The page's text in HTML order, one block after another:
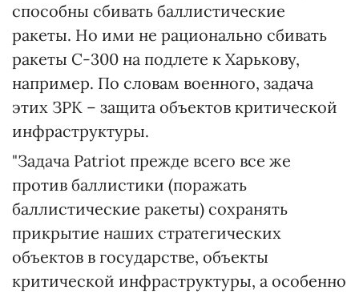
способны сбивать баллистические
ракеты. Но ими не рационально сбивать
ракеты С-300 на подлете к Харькову,
например. По словам военного, задача
этих ЗРК – защита объектов критической
инфраструктуры.
"Задача Patriot прежде всего все же
против баллистики (поражать
баллистические ракеты) сохранять
прикрытие наших стратегических
объектов в государстве, объекты
критической инфраструктуры, а особенно